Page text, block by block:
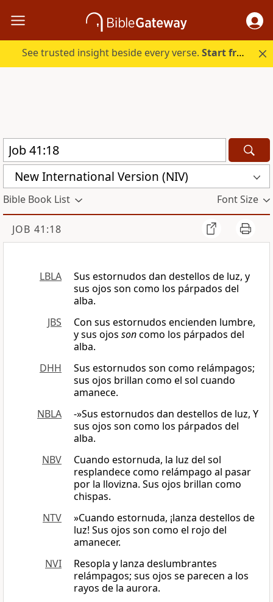
See trusted insight beside every verse.Start free.
New International Version (NIV)
Bible Book List Font Size
JOB 41:18
LBLA
Sus estornudos dan destellos de luz, y
sus ojos son como los párpados del
alba.
JBS
Con sus estornudos encienden lumbre,
y sus ojos soncomo los párpados del
alba.
DHH
Sus estornudos son como relámpagos;
sus ojos brillan como el sol cuando
amanece.
NBLA
-»Sus estornudos dan destellos de luz, Y
sus ojos son como los párpados del
alba.
NBV
Cuando estornuda, la luz del sol
resplandece como relámpago al pasar
por la llovizna. Sus ojos brillan como
chispas.
NTV
»Cuando estornuda, ¡lanza destellos de
luz! Sus ojos son como el rojo del
amanecer.
NVI
Resopla y lanza deslumbrantes
relámpagos; sus ojos se parecen a los
rayos de la aurora.